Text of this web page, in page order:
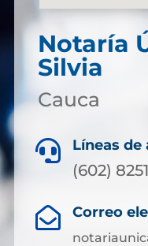
Notaría
Silvia
Cauca
 Líneas de
(602)
 Correo